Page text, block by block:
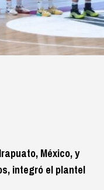
México, y
integró el plantel